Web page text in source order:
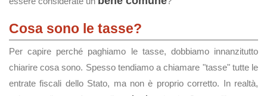
Cosa sono le tasse?
Per capire perché paghiamo le tasse, dobbiamo innanzitutto
chiarire cosa sono. Spesso tendiamo a chiamare "tasse" tutte le
entrate fiscali dello Stato, ma non è proprio corretto. In realtà,